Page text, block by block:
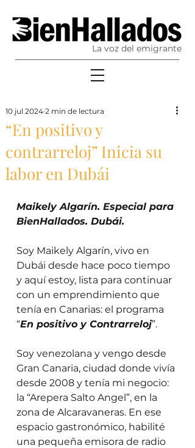
La voz del emigrante
“En positivo y
contrarreloj” Inicia su
labor en Dubái
10 jul 2024 2 min de lectura
Maikely Algarín. Especial para
BienHallados. Dubái.
Soy Maikely Algarín, vivo en
Dubái desde hace poco tiempo
y aquí estoy, lista para continuar
con un emprendimiento que
tenía en Canarias: el programa
“En positivo y Contrarreloj”.
Soy venezolana y vengo desde
Gran Canaria, ciudad donde vivía
desde 2008 y tenía mi negocio:
la “Arepera Salto Angel”, en la
zona de Alcaravaneras. En ese
espacio gastronómico, habilité
una pequeña emisora de radio